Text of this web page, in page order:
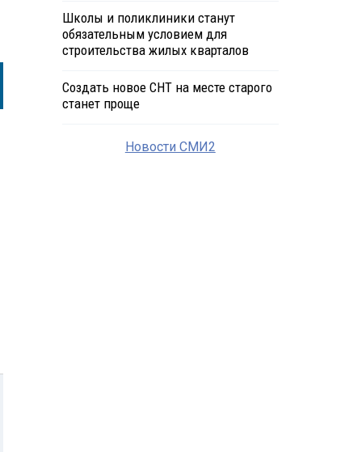
Школы и поликлиники станут
обязательным условием для
строительства жилых кварталов
Создать новое СНТ на месте старого
станет проще
Новости СМИ2